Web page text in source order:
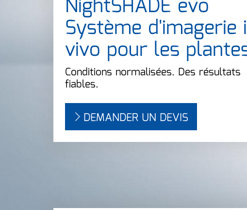
NightSHADE evo
Système d'imagerie
vivo pour les
Conditions normalisées. Des résultats
fiables.
DEMANDER UN DEVIS